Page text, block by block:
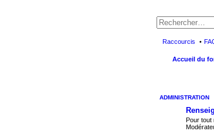
Raccourcis
Accueil du
ADMINISTRATION
Pour tout